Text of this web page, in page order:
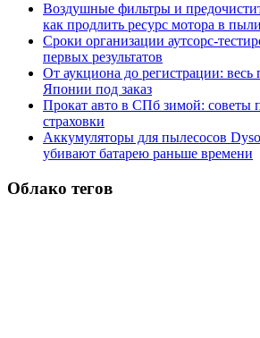
Воздушные фильтры и
как продлить ресурс мотора в
Сроки организации
первых результатов
От аукциона до регистрации: весь
Японии под заказ
Прокат авто в СПб зимой:
страховки
Аккумуляторы для пылесосов
убивают батарею раньше времени
Облако тегов